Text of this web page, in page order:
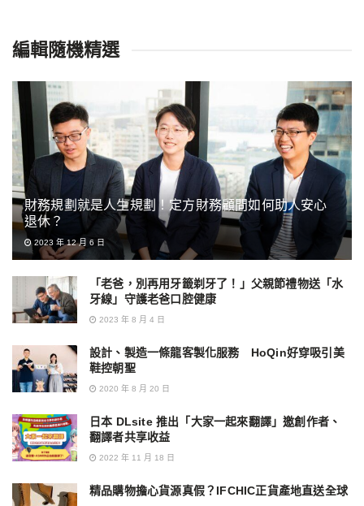
編輯隨機精選
財務規劃就是人生規劃！定方財務顧問如何助人安心
退休？
2023 年 12 月 6 日
「老爸，別再用牙籤剃牙了！」父親節禮物送「水
牙線」守護老爸口腔健康
2023 年 8 月 4 日
設計、製造一條龍客製化服務 HoQin好穿吸引美
鞋控朝聖
2020 年 8 月 20 日
日本 DLsite 推出「大家一起來翻譯」邀創作者、
翻譯者共享收益
2022 年 11 月 18 日
精品購物擔心貨源真假？IFCHIC正貨產地直送全球